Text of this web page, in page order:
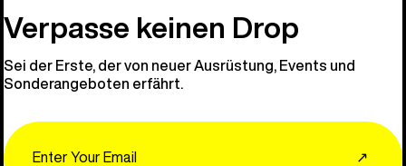
Verpasse keinen Drop
Sei der Erste, der von neuer Ausrüstung, Events und
Sonderangeboten erfährt.
↗